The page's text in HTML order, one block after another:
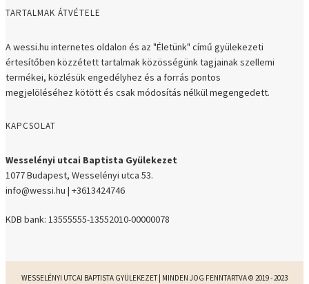
TARTALMAK ÁTVÉTELE
A wessi.hu internetes oldalon és az "Életünk" című gyülekezeti
értesítőben közzétett tartalmak közösségünk tagjainak szellemi
termékei, közlésük engedélyhez és a forrás pontos
megjelöléséhez kötött és csak módosítás nélkül megengedett.
KAPCSOLAT
Wesselényi utcai Baptista Gyülekezet
1077 Budapest, Wesselényi utca 53.
info@wessi.hu | +3613424746
KDB bank: 13555555-13552010-00000078
WESSELÉNYI UTCAI BAPTISTA GYÜLEKEZET | MINDEN JOG FENNTARTVA © 2019 - 2023